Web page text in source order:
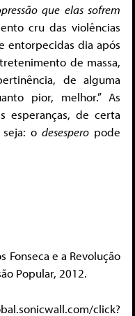
que elas sofrem
cru das violências
entorpecidas dia após
de massa,
de alguma
pior, melhor.” As
esperanças, de certa
o desesperopode
Fonseca e a Revolução
Popular, 2012.
click?